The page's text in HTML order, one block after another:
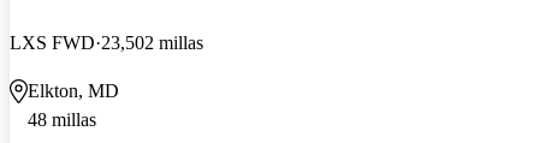
LXS FWD 23,502 millas
Elkton, MD
48 millas